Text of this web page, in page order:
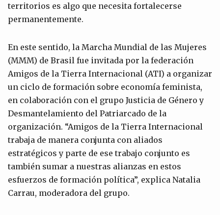
territorios es algo que necesita fortalecerse
permanentemente.
En este sentido, la Marcha Mundial de las Mujeres
(MMM) de Brasil fue invitada por la federación
Amigos de la Tierra Internacional (ATI) a organizar
un ciclo de formación sobre economía feminista,
en colaboración con el grupo Justicia de Género y
Desmantelamiento del Patriarcado de la
organización. “Amigos de la Tierra Internacional
trabaja de manera conjunta con aliados
estratégicos y parte de ese trabajo conjunto es
también sumar a nuestras alianzas en estos
esfuerzos de formación política”, explica Natalia
Carrau, moderadora del grupo.